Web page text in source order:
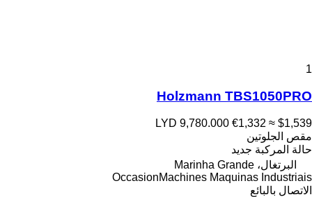
1
Holzmann TBS1050PRO
LYD 9,780.000 €1,332 ≈ $1,539
مقص الجلوتين
حالة المركبة جديد
البرتغال، Marinha Grande
OccasionMachines Maquinas Industriais
الاتصال بالبائع